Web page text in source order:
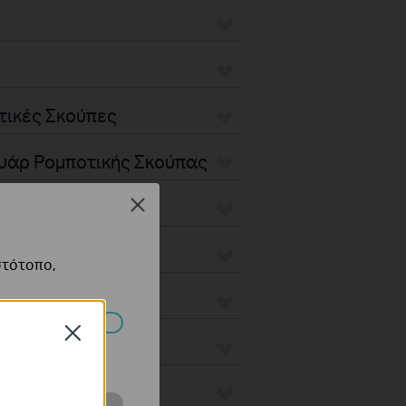
Σκούπες
Ρομποτικής Σκούπας
Close
να
Close